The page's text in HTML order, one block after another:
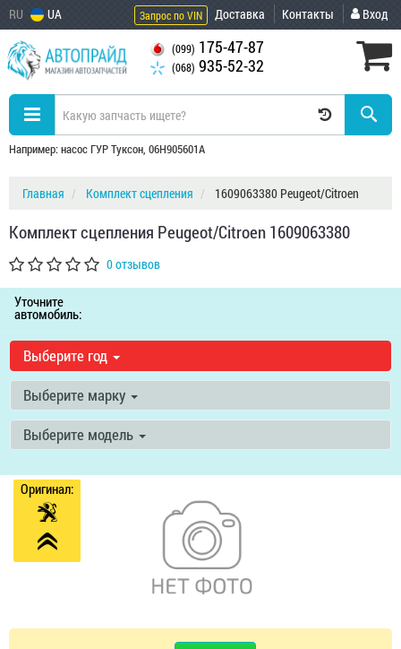
RU UA Запрос по VIN Доставка Контакты Вход
(099) 175-47-87
(068) 935-52-32
Например: насос ГУР Туксон, 06H905601A
Главная Комплект сцепления 1609063380 Peugeot/Citroen
Комплект сцепления Peugeot/Citroen 1609063380
0 отзывов
Уточните
автомобиль:
Выберите год
Выберите марку
Выберите модель
Оригинал: